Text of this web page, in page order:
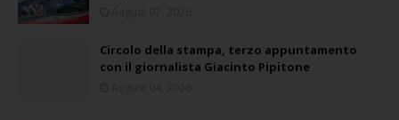
Circolo della stampa, terzo appuntamento
con il giornalista Giacinto Pipitone